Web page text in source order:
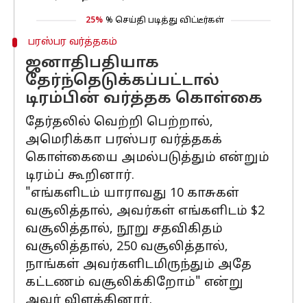
25% % செய்தி படித்து விட்டீர்கள்
பரஸ்பர வர்த்தகம்
ஜனாதிபதியாக
தேர்ந்தெடுக்கப்பட்டால்
டிரம்பின் வர்த்தக கொள்கை
தேர்தலில் வெற்றி பெற்றால்,
அமெரிக்கா பரஸ்பர வர்த்தகக்
கொள்கையை அமல்படுத்தும் என்றும்
டிரம்ப் கூறினார்.
"எங்களிடம் யாராவது 10 காசுகள்
வசூலித்தால், அவர்கள் எங்களிடம் $2
வசூலித்தால், நூறு சதவிகிதம்
வசூலித்தால், 250 வசூலித்தால்,
நாங்கள் அவர்களிடமிருந்தும் அதே
கட்டணம் வசூலிக்கிறோம்" என்று